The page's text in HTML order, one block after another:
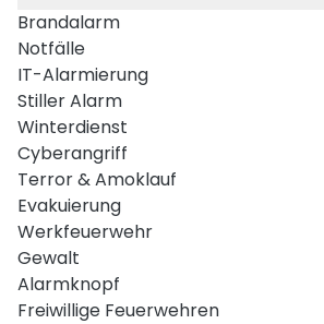
Brandalarm
Notfälle
IT-Alarmierung
Stiller Alarm
Winterdienst
Cyberangriff
Terror & Amoklauf
Evakuierung
Werkfeuerwehr
Gewalt
Alarmknopf
Freiwillige Feuerwehren